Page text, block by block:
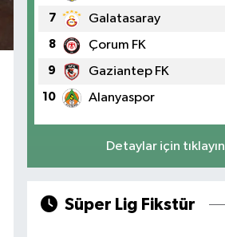
7 Galatasaray
8 Çorum FK
9 Gaziantep FK
10 Alanyaspor
Detaylar için tıklayın
Süper Lig Fikstür